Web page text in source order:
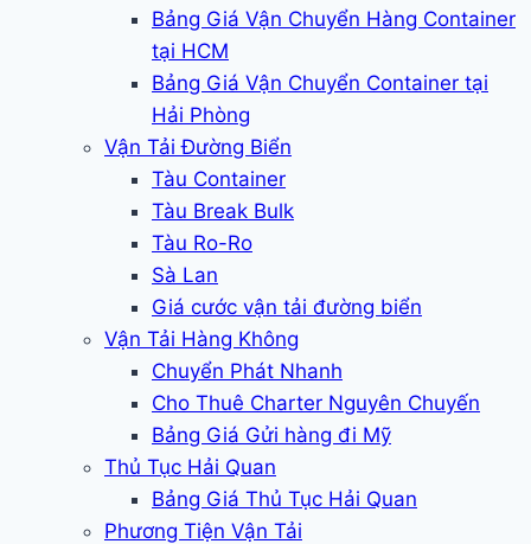
Bảng Giá Vận Chuyển Hàng Container
tại HCM
Bảng Giá Vận Chuyển Container tại
Hải Phòng
Vận Tải Đường Biển
Tàu Container
Tàu Break Bulk
Tàu Ro-Ro
Sà Lan
Giá cước vận tải đường biển
Vận Tải Hàng Không
Chuyển Phát Nhanh
Cho Thuê Charter Nguyên Chuyến
Bảng Giá Gửi hàng đi Mỹ
Thủ Tục Hải Quan
Bảng Giá Thủ Tục Hải Quan
Phương Tiện Vận Tải